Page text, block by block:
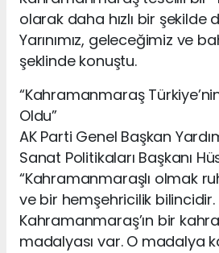
olarak daha hızlı bir şekilde
Yarınımız, geleceğimiz ve
şeklinde konuştu.
“Kahramanmaraş
Oldu”
AK Parti Genel Başkan
Sanat Politikaları Başkanı
“Kahramanmaraşlı olmak
ve bir hemşehricilik bilincidir.
Kahramanmaraş’ın bir
madalyası var. O madalya